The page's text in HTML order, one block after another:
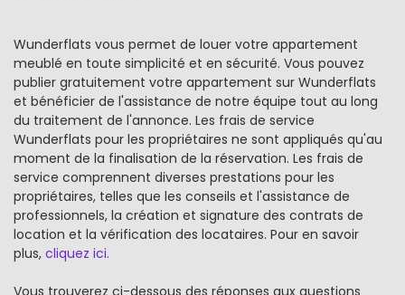
Wunderflats vous permet de louer votre appartement
meublé en toute simplicité et en sécurité. Vous pouvez
publier gratuitement votre appartement sur Wunderflats
et bénéficier de l'assistance de notre équipe tout au long
du traitement de l'annonce. Les frais de service
Wunderflats pour les propriétaires ne sont appliqués qu'au
moment de la finalisation de la réservation. Les frais de
service comprennent diverses prestations pour les
propriétaires, telles que les conseils et l'assistance de
professionnels, la création et signature des contrats de
location et la vérification des locataires. Pour en savoir
plus, cliquez ici.
Vous trouverez ci-dessous des réponses aux questions